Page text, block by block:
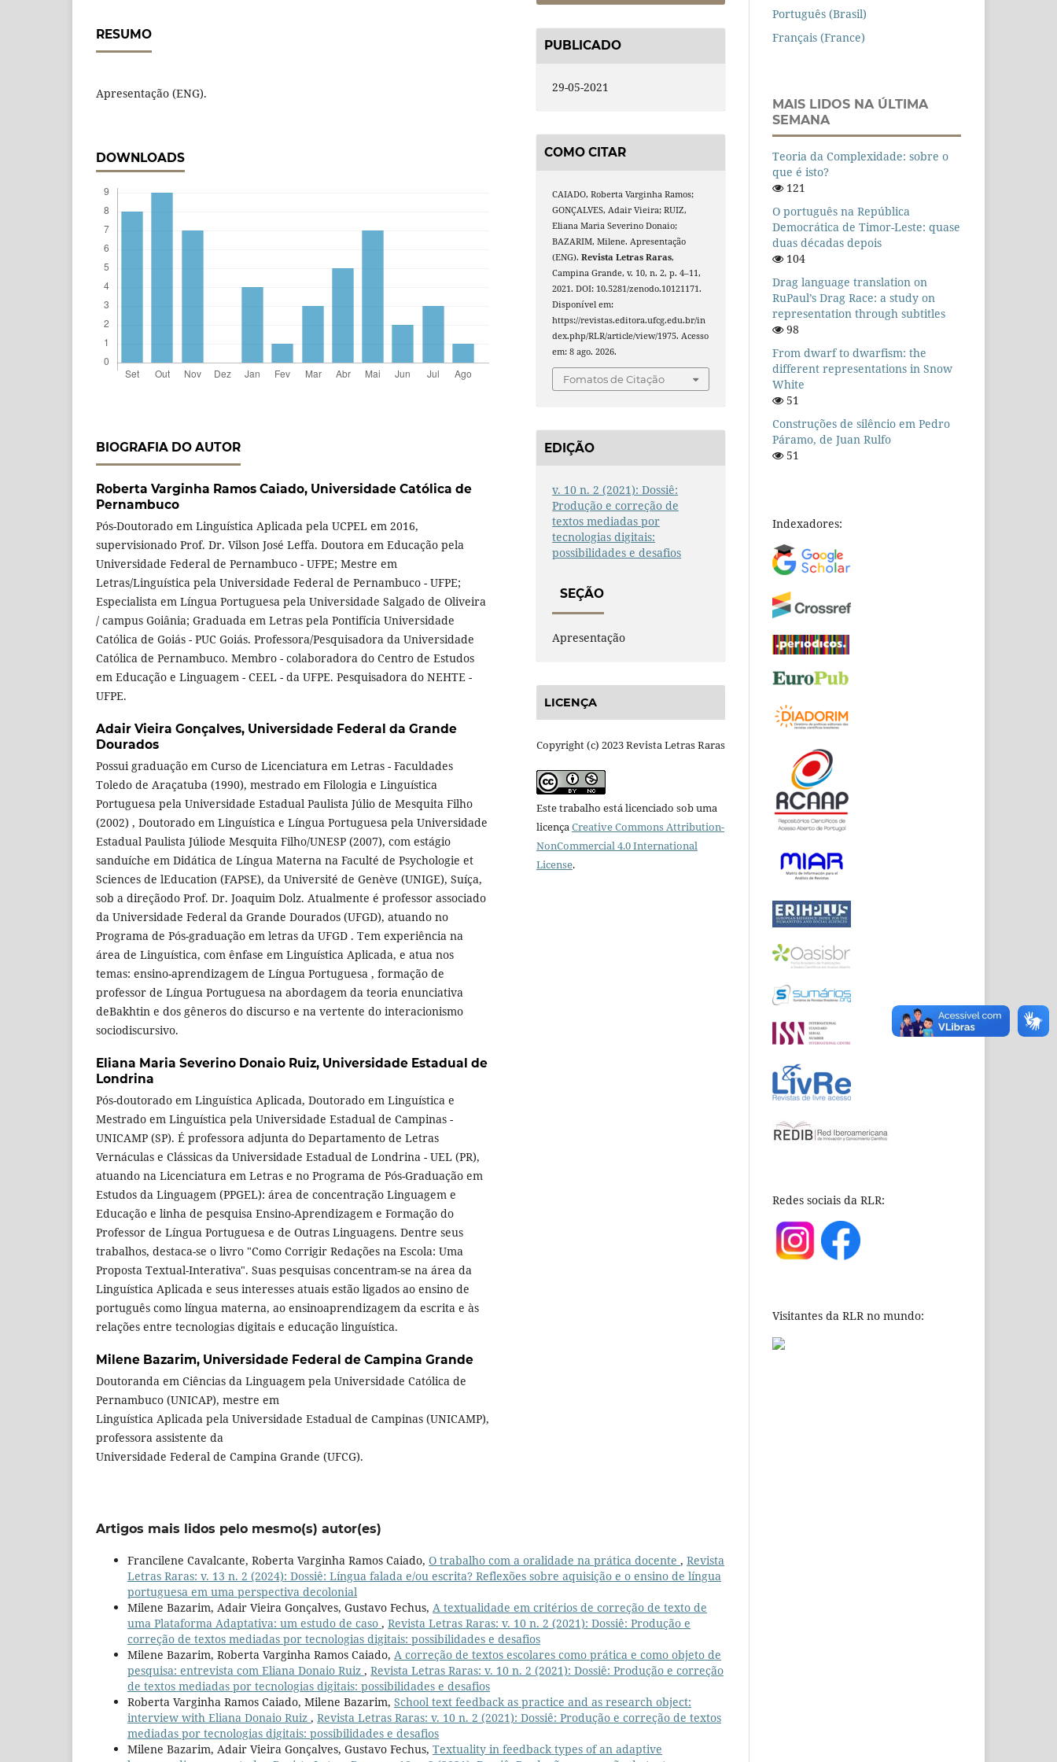
RESUMO
Apresentação (ENG).
DOWNLOADS
BIOGRAFIA DO AUTOR
Roberta Varginha Ramos Caiado, Universidade Católica de
Pernambuco
Pós-Doutorado em Linguística Aplicada pela UCPEL em 2016,
supervisionado Prof. Dr. Vilson José Leffa. Doutora em Educação pela
Universidade Federal de Pernambuco - UFPE; Mestre em
Letras/Linguística pela Universidade Federal de Pernambuco - UFPE;
Especialista em Língua Portuguesa pela Universidade Salgado de Oliveira
/ campus Goiânia; Graduada em Letras pela Pontifícia Universidade
Católica de Goiás - PUC Goiás. Professora/Pesquisadora da Universidade
Católica de Pernambuco. Membro - colaboradora do Centro de Estudos
em Educação e Linguagem - CEEL - da UFPE. Pesquisadora do NEHTE -
UFPE.
Adair Vieira Gonçalves, Universidade Federal da Grande
Dourados
Possui graduação em Curso de Licenciatura em Letras - Faculdades
Toledo de Araçatuba (1990), mestrado em Filologia e Linguística
Portuguesa pela Universidade Estadual Paulista Júlio de Mesquita Filho
(2002) , Doutorado em Linguística e Língua Portuguesa pela Universidade
Estadual Paulista Júliode Mesquita Filho/UNESP (2007), com estágio
sanduíche em Didática de Língua Materna na Faculté de Psychologie et
Sciences de lEducation (FAPSE), da Université de Genève (UNIGE), Suíça,
sob a direçãodo Prof. Dr. Joaquim Dolz. Atualmente é professor associado
da Universidade Federal da Grande Dourados (UFGD), atuando no
Programa de Pós-graduação em letras da UFGD . Tem experiência na
área de Linguística, com ênfase em Linguística Aplicada, e atua nos
temas: ensino-aprendizagem de Língua Portuguesa , formação de
professor de Língua Portuguesa na abordagem da teoria enunciativa
deBakhtin e dos gêneros do discurso e na vertente do interacionismo
sociodiscursivo.
Eliana Maria Severino Donaio Ruiz, Universidade Estadual de
Londrina
Pós-doutorado em Linguística Aplicada, Doutorado em Linguística e
Mestrado em Linguística pela Universidade Estadual de Campinas -
UNICAMP (SP). É professora adjunta do Departamento de Letras
Vernáculas e Clássicas da Universidade Estadual de Londrina - UEL (PR),
atuando na Licenciatura em Letras e no Programa de Pós-Graduação em
Estudos da Linguagem (PPGEL): área de concentração Linguagem e
Educação e linha de pesquisa Ensino-Aprendizagem e Formação do
Professor de Língua Portuguesa e de Outras Linguagens. Dentre seus
trabalhos, destaca-se o livro "Como Corrigir Redações na Escola: Uma
Proposta Textual-Interativa". Suas pesquisas concentram-se na área da
Linguística Aplicada e seus interesses atuais estão ligados ao ensino de
português como língua materna, ao ensinoaprendizagem da escrita e às
relações entre tecnologias digitais e educação linguística.
Milene Bazarim, Universidade Federal de Campina Grande
Doutoranda em Ciências da Linguagem pela Universidade Católica de
Pernambuco (UNICAP), mestre em
Linguística Aplicada pela Universidade Estadual de Campinas (UNICAMP),
professora assistente da
Universidade Federal de Campina Grande (UFCG).
PUBLICADO
29-05-2021
COMO CITAR
CAIADO, Roberta Varginha Ramos;
GONÇALVES, Adair Vieira; RUIZ,
Eliana Maria Severino Donaio;
BAZARIM, Milene. Apresentação
(ENG).Revista Letras Raras,
Campina Grande, v. 10, n. 2, p. 4–11,
2021. DOI: 10.5281/zenodo.10121171.
Disponível em:
https://revistas.editora.ufcg.edu.br/in
dex.php/RLR/article/view/1975. Acesso
em: 8 ago. 2026.
Fomatos de Citação
EDIÇÃO
v. 10 n. 2 (2021): Dossiê:
Produção e correção de
textos mediadas por
tecnologias digitais:
possibilidades e desafios
SEÇÃO
Apresentação
LICENÇA
Copyright (c) 2023 Revista Letras Raras
Este trabalho está licenciado sob uma
licençaCreative Commons Attribution-
NonCommercial 4.0 International
License.
Artigos mais lidos pelo mesmo(s) autor(es)
Francilene Cavalcante, Roberta Varginha Ramos Caiado, O trabalho com a oralidade na prática docente , Revista
Letras Raras: v. 13 n. 2 (2024): Dossiê: Língua falada e/ou escrita? Reflexões sobre aquisição e o ensino de língua
portuguesa em uma perspectiva decolonial
Milene Bazarim, Adair Vieira Gonçalves, Gustavo Fechus, A textualidade em critérios de correção de texto de
uma Plataforma Adaptativa: um estudo de caso , Revista Letras Raras: v. 10 n. 2 (2021): Dossiê: Produção e
correção de textos mediadas por tecnologias digitais: possibilidades e desafios
Milene Bazarim, Roberta Varginha Ramos Caiado, A correção de textos escolares como prática e como objeto de
pesquisa: entrevista com Eliana Donaio Ruiz , Revista Letras Raras: v. 10 n. 2 (2021): Dossiê: Produção e correção
de textos mediadas por tecnologias digitais: possibilidades e desafios
Roberta Varginha Ramos Caiado, Milene Bazarim, School text feedback as practice and as research object:
interview with Eliana Donaio Ruiz , Revista Letras Raras: v. 10 n. 2 (2021): Dossiê: Produção e correção de textos
mediadas por tecnologias digitais: possibilidades e desafios
Milene Bazarim, Adair Vieira Gonçalves, Gustavo Fechus, Textuality in feedback types of an adaptive
Português (Brasil)
Français (France)
MAIS LIDOS NA ÚLTIMA
SEMANA
Teoria da Complexidade: sobre o
que é isto?
121
O português na República
Democrática de Timor-Leste: quase
duas décadas depois
104
Drag language translation on
RuPaul’s Drag Race: a study on
representation through subtitles
98
From dwarf to dwarfism: the
different representations in Snow
White
51
Construções de silêncio em Pedro
Páramo, de Juan Rulfo
51
Indexadores:
Redes sociais da RLR:
Visitantes da RLR no mundo: